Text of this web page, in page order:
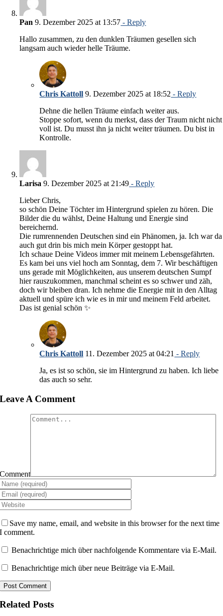
Pan 9. Dezember 2025 at 13:57 - Reply
Hallo zusammen, zu den dunklen Träumen gesellen sich
langsam auch wieder helle Träume.
Chris Kattoll 9. Dezember 2025 at 18:52 - Reply
Dehne die hellen Träume einfach weiter aus.
Stoppe sofort, wenn du merkst, dass der Traum nicht nicht
voll ist. Du musst ihn ja nicht weiter träumen. Du bist in
Kontrolle.
Larisa 9. Dezember 2025 at 21:49 - Reply
Lieber Chris,
so schön Deine Töchter im Hintergrund spielen zu hören. Die
Bilder die du wählst, Deine Haltung und Energie sind
bereichernd.
Die rumrennenden Deutschen sind ein Phänomen, ja. Ich war da
auch gut drin bis mich mein Körper gestoppt hat.
Ich schaue Deine Videos immer mit meinem Lebensgefährten.
Es kam bei uns viel hoch am Sonntag, dem 7. Wir beschäftigen
uns gerade mit Möglichkeiten, aus unserem deutschen Sumpf
hier rauszukommen, manchmal scheint es so schwer und zäh,
doch wir bleiben dran. Ich nehme die Energie mit in den Alltag
aktuell und spüre ich wie es in mir und meinem Feld arbeitet.
Das ist genial schön ✨
Chris Kattoll 11. Dezember 2025 at 04:21 - Reply
Ja, es ist so schön, sie im Hintergrund zu haben. Ich liebe
das auch so sehr.
Leave A Comment
Comment
Save my name, email, and website in this browser for the next time
I comment.
Benachrichtige mich über nachfolgende Kommentare via E-Mail.
Benachrichtige mich über neue Beiträge via E-Mail.
Related Posts